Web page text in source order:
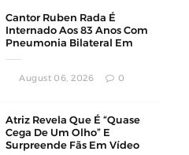
Cantor Ruben Rada É
Internado Aos 83 Anos Com
Pneumonia Bilateral Em
August 06, 2026 0
Atriz Revela Que É “Quase
Cega De Um Olho” E
Surpreende Fãs Em Vídeo